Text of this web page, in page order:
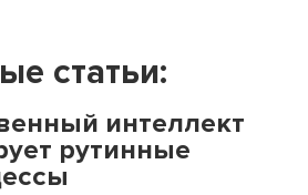
статьи:
интеллект
рутинные